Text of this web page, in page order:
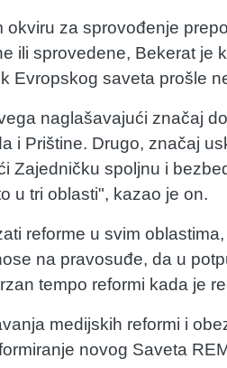
okviru za sprovođenje
ili sprovedene, Bekerat je
Evropskog saveta prošle
naglašavajući značaj
i Prištine. Drugo, značaj
Zajedničku spoljnu i
u tri oblasti", kazao je on.
reforme u svim
na pravosuđe, da u
tempo reformi kada je
medijskih reformi i
novog Saveta